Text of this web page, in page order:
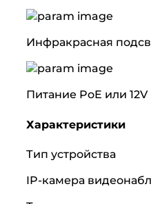
Инфракрасная
Питание PoE или 12V
Характеристики
Тип устройства
IP-камера